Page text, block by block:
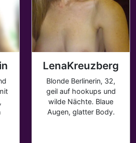
LenaKreuzberg
Blonde Berlinerin, 32,
geil auf hookups und
wilde Nächte. Blaue
Augen, glatter Body.